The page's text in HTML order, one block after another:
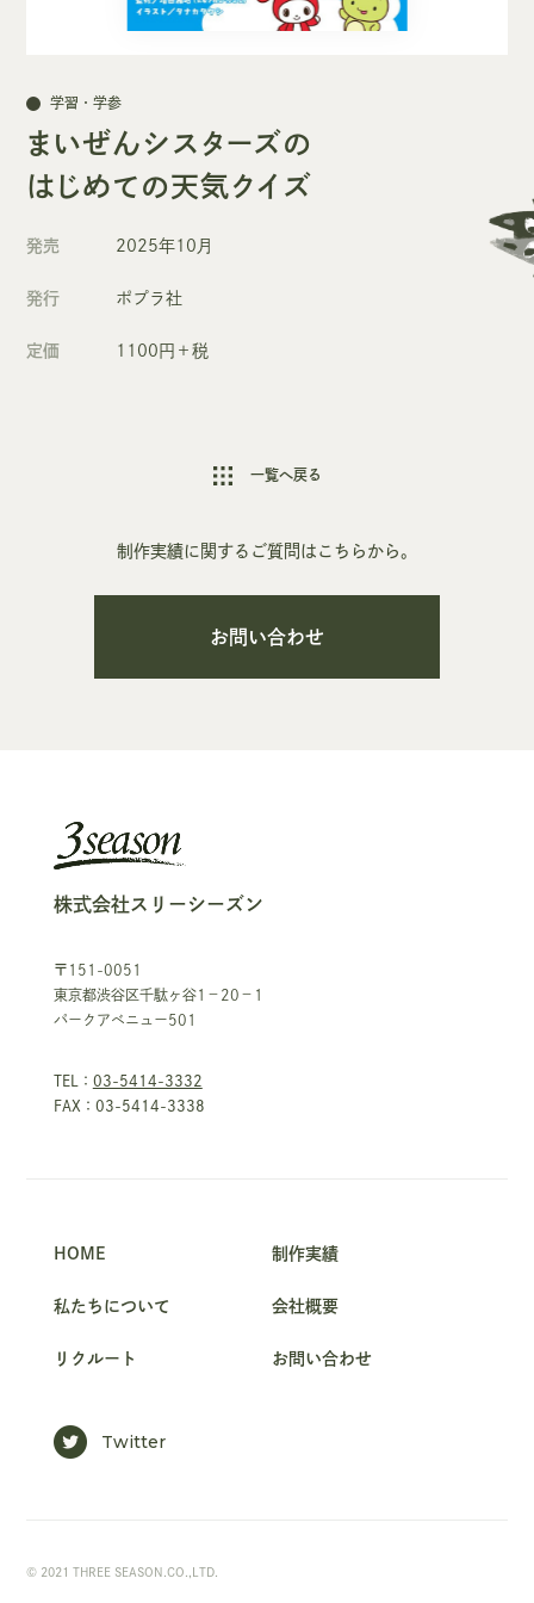
学習・学参
まいぜんシスターズの
はじめての天気クイズ
発売 2025年10月
発行 ポプラ社
定価 1100円＋税
一覧へ戻る
制作実績に関するご質問はこちらから。
お問い合わせ
株式会社スリーシーズン
〒151-0051
東京都渋谷区千駄ヶ谷1－20－1
パークアベニュー501
TEL： 03-5414-3332
FAX：03-5414-3338
HOME 制作実績
私たちについて 会社概要
リクルート お問い合わせ
Twitter
© 2021 THREE SEASON.CO.,LTD.